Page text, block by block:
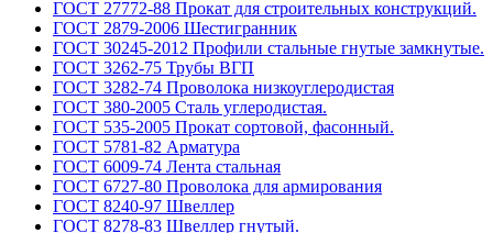
ГОСТ 27772-88 Прокат для строительных конструкций.
ГОСТ 2879-2006 Шестигранник
ГОСТ 30245-2012 Профили стальные гнутые замкнутые.
ГОСТ 3262-75 Трубы ВГП
ГОСТ 3282-74 Проволока низкоуглеродистая
ГОСТ 380-2005 Сталь углеродистая.
ГОСТ 535-2005 Прокат сортовой, фасонный.
ГОСТ 5781-82 Арматура
ГОСТ 6009-74 Лента стальная
ГОСТ 6727-80 Проволока для армирования
ГОСТ 8240-97 Швеллер
ГОСТ 8278-83 Швеллер гнутый.